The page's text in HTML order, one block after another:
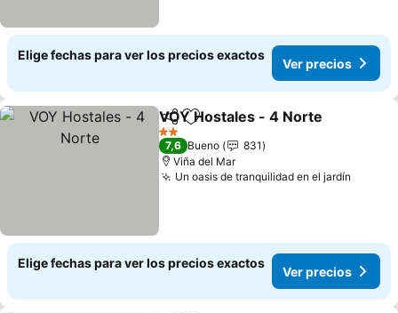
Elige fechas para ver los precios exactos
Ver precios
CompartirAgregar a favoritos
VOY Hostales - 4 Norte
2 Estrellas
7,6 Bueno
831
Viña del Mar
Un oasis de tranquilidad en el jardín
Elige fechas para ver los precios exactos
Ver precios